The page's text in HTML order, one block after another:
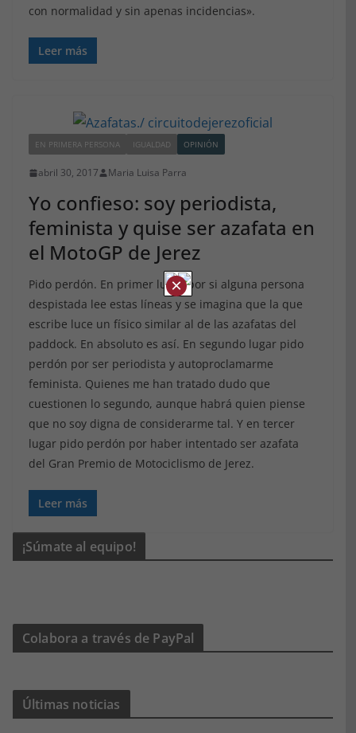
con normalidad y sin apenas incidencias».
Leer más
EN PRIMERA PERSONA IGUALDAD OPINIÓN
abril 30, 2017 Maria Luisa Parra
Yo confieso: soy periodista,
feminista y quise ser azafata en
el MotoGP de Jerez
Pido perdón. En primer lugar por si alguna persona
despistada lee estas líneas y se imagina que la que
escribe luce un físico similar al de las azafatas del
paddock. En absoluto es así. En segundo lugar pido
perdón por ser periodista y autoproclamarme
feminista. Quienes me han tratado dudo que
cuestionen lo segundo, aunque habrá quien piense
que no soy digna de considerarme tal. Y en tercer
lugar pido perdón por haber intentado ser azafata
del Gran Premio de Motociclismo de Jerez.
Leer más
¡Súmate al equipo!
Colabora a través de PayPal
Últimas noticias
×